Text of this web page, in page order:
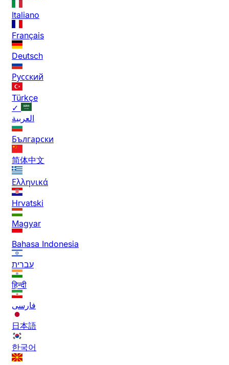
Italiano
Français
Deutsch
Русский
Türkçe
✓
العربية
Български
简体中文
Ελληνικά
Hrvatski
Magyar
Bahasa Indonesia
עברית
हिन्दी
فارسی
日本語
한국어